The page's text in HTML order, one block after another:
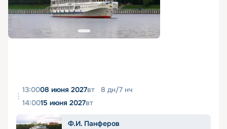
13:0008 июня 2027вт 8 дн/7 нч
14:0015 июня 2027вт
Ф.И. Панферов